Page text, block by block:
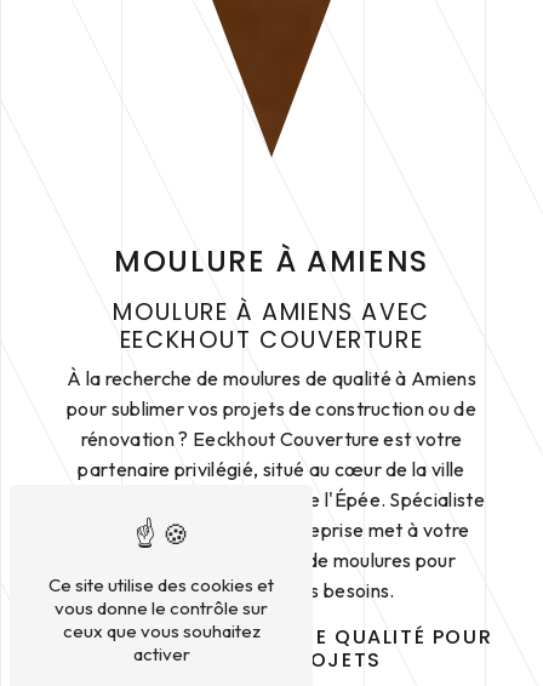
MOULURE À AMIENS
MOULURE À AMIENS AVEC
EECKHOUT COUVERTURE
À la recherche de moulures de qualité à Amiens
pour sublimer vos projets de construction ou de
rénovation ? Eeckhout Couverture est votre
partenaire privilégié, situé au cœur de la ville
d'Amiens, au 123 rue l'Abbé de l'Épée. Spécialiste
dans le domaine, notre entreprise met à votre
disposition un large choix de moulures pour
répondre à tous vos besoins.
DES MOULURES DE HAUTE QUALITÉ POUR
TOUS VOS PROJETS
Ce site utilise des cookies et
vous donne le contrôle sur
ceux que vous souhaitez
activer